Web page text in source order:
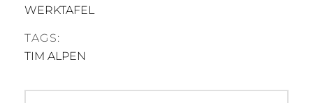
WERKTAFEL
TAGS:
TIM ALPEN